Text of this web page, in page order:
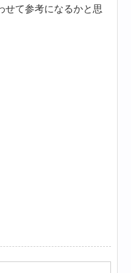
せて参考になるかと思